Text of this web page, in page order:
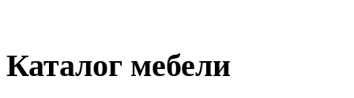
Каталог мебели